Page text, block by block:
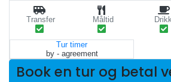
Transfer Måltid
Tur timer
by - agreement
Book en tur og betal